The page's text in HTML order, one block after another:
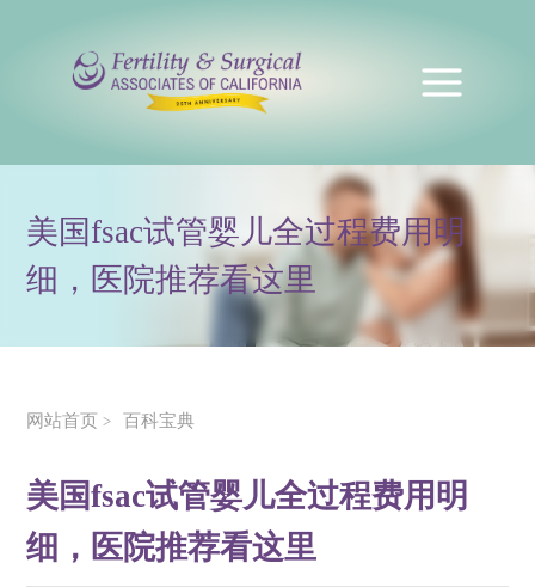
美国fsac试管婴儿全过程费用明
细，医院推荐看这里
网站首页 > 百科宝典
美国fsac试管婴儿全过程费用明
细，医院推荐看这里